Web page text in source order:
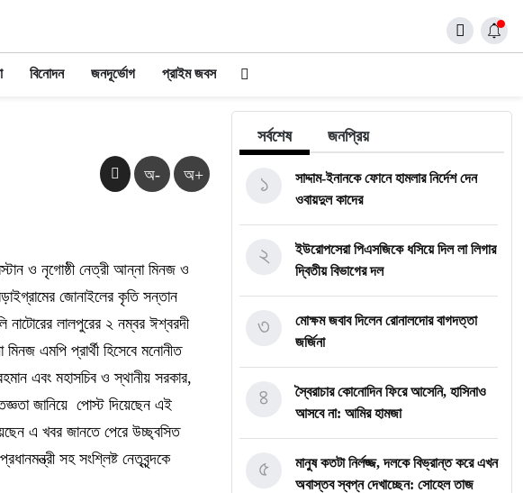
বিনোদন জনদূর্ভোগ প্রাইম জবস
অ- অ+
ও নৃগোষ্ঠী নেত্রী আন্না মিনজ ও
জোনাইলের কৃতি সন্তান
নাটোরের লালপুরের ২ নম্বর ঈশ্বরদী
এমপি প্রার্থী হিসেবে মনোনীত
এবং মহাসচিব ও স্থানীয় সরকার,
জানিয়ে পোস্ট দিয়েছেন এই
এ খবর জানতে পেরে উচ্ছ্বসিত
সহ সংশ্লিষ্ট নেতৃবৃন্দকে
সর্বশেষ জনপ্রিয়
সাদ্দাম-ইনানকে ফোনে হামলার নির্দেশ দেন
ওবায়দুল কাদের
১
ইউরোপসেরা পিএসজিকে ধসিয়ে দিল লা লিগার
দ্বিতীয় বিভাগের দল
২
মোক্ষম জবাব দিলেন রোনালদোর বাগদত্তা
জর্জিনা
৩
স্বৈরাচার কোনোদিন ফিরে আসেনি, হাসিনাও
আসবে না: আমির হামজা
৪
মানুষ কতটা নির্লজ্জ, দলকে বিভ্রান্ত করে এখন
অবাস্তব স্বপ্ন দেখাচ্ছেন: সোহেল তাজ
৫